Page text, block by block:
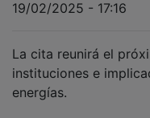
instituciones e
energías.